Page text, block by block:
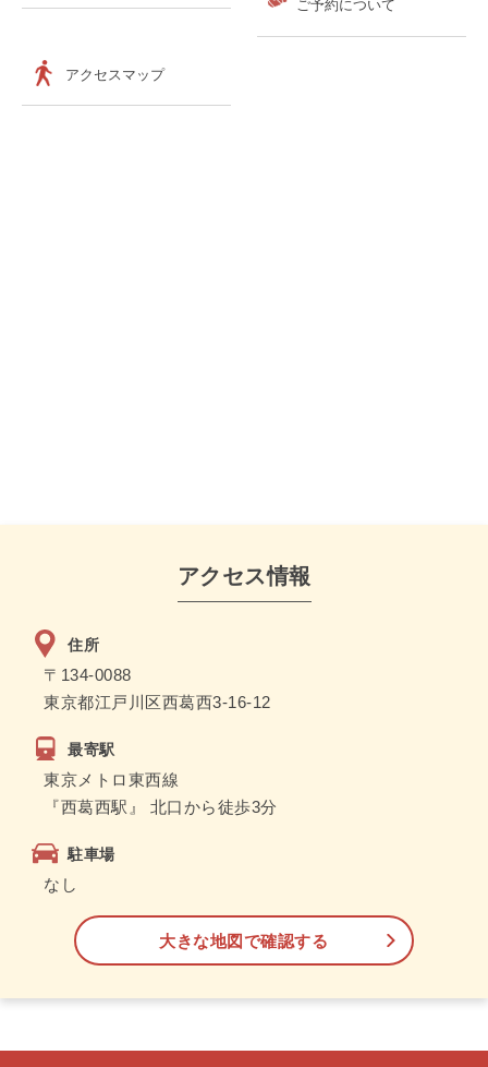
ご予約について
アクセスマップ
アクセス情報
住所
〒134-0088
東京都江戸川区西葛西3-16-12
最寄駅
東京メトロ東西線
『西葛西駅』 北口から徒歩3分
駐車場
なし
大きな地図で確認する